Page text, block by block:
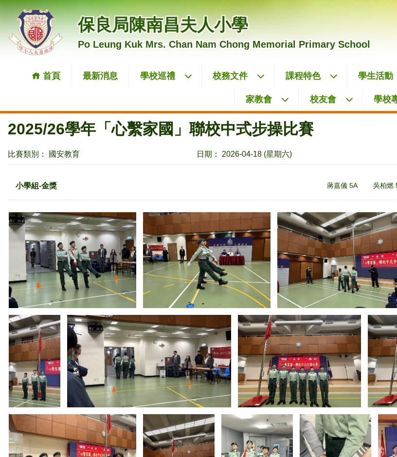
保良局陳南昌夫人小學
Po Leung Kuk Mrs. Chan Nam Chong Memorial Primary School
首頁 最新消息 學校巡禮 校務文件 課程特色 學生活動
家教會 校友會 學校
2025/26學年「心繫家國」聯校中式步操比賽
比賽類別： 國安教育 日期： 2026-04-18 (星期六)
小學組-金獎 蔣嘉儀 5A 吳柏燃